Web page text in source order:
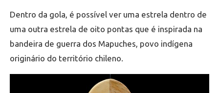
Dentro da gola, é possível ver uma estrela dentro de
uma outra estrela de oito pontas que é inspirada na
bandeira de guerra dos Mapuches, povo indígena
originário do território chileno.